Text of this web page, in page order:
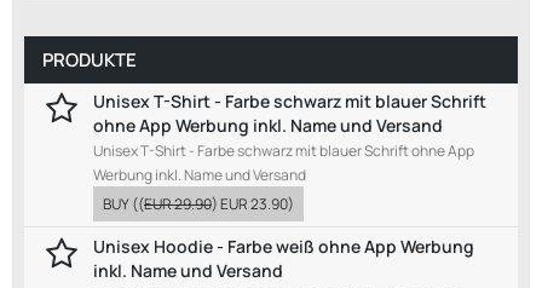
PRODUKTE
Unisex T-Shirt - Farbe schwarz mit blauer Schrift
ohne App Werbung inkl. Name und Versand
Unisex T-Shirt - Farbe schwarz mit blauer Schrift ohne App
Werbung inkl. Name und Versand
BUY((EUR 29.90)EUR 23.90)
Unisex Hoodie - Farbe weiß ohne App Werbung
inkl. Name und Versand